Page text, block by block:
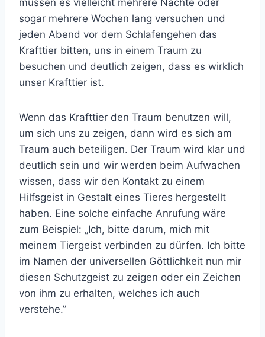
sogar mehrere Wochen lang versuchen und
jeden Abend vor dem Schlafengehen das
Krafttier bitten, uns in einem Traum zu
besuchen und deutlich zeigen, dass es wirklich
unser Krafttier ist.
Wenn das Krafttier den Traum benutzen will,
um sich uns zu zeigen, dann wird es sich am
Traum auch beteiligen. Der Traum wird klar und
deutlich sein und wir werden beim Aufwachen
wissen, dass wir den Kontakt zu einem
Hilfsgeist in Gestalt eines Tieres hergestellt
haben. Eine solche einfache Anrufung wäre
zum Beispiel: „Ich, bitte darum, mich mit
meinem Tiergeist verbinden zu dürfen. Ich bitte
im Namen der universellen Göttlichkeit nun mir
diesen Schutzgeist zu zeigen oder ein Zeichen
von ihm zu erhalten, welches ich auch
verstehe.”